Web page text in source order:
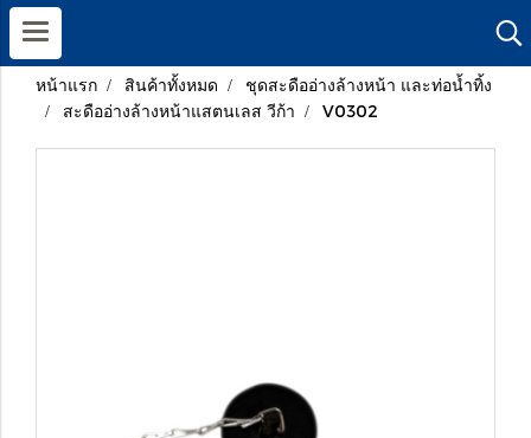
หน้าแรก สินค้าทั้งหมด
ชุดสะดืออ่างล้างหน้า และท่อน้ำทิ้ง
สะดืออ่างล้างหน้าแสตนเลส วีก้า
V0302